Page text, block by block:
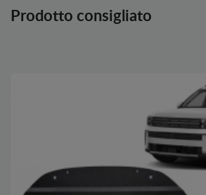
Prodotto consigliato